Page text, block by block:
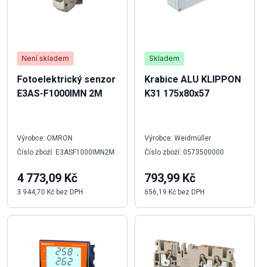
Není skladem
Fotoelektrický senzor
E3AS-F1000IMN 2M
Výrobce: OMRON
Číslo zboží: E3ASF1000IMN2M
4 773,09 Kč
3 944,70 Kč bez DPH
Skladem
Krabice ALU KLIPPON
K31 175x80x57
Výrobce: Weidmüller
Číslo zboží: 0573500000
793,99 Kč
656,19 Kč bez DPH